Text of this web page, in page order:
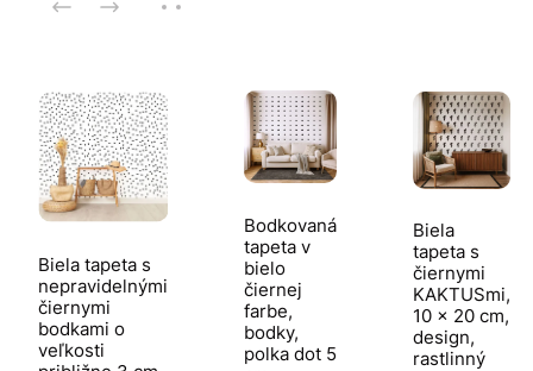
Biela tapeta s
nepravidelnými
čiernymi
bodkami o
veľkosti
Bodkovaná
tapeta v
bielo
čiernej
farbe,
bodky,
polka dot 5
Biela
tapeta s
čiernymi
KAKTUSmi,
10 x 20 cm,
design,
rastlinný